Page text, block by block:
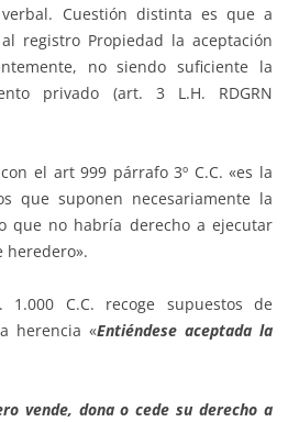
Cuestión distinta es que a
registro Propiedad la aceptación
no siendo suficiente la
privado (art. 3 L.H. RDGRN
el art 999 párrafo 3º C.C. «es la
que suponen necesariamente la
que no habría derecho a ejecutar
heredero».
C.C. recoge supuestos de
herencia «­­­Entiéndese aceptada la
vende, dona o cede su derecho a